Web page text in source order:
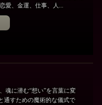
愛、金運、仕事、人...
魂に潜む“想い”を言葉に変
通すための魔術的な儀式で